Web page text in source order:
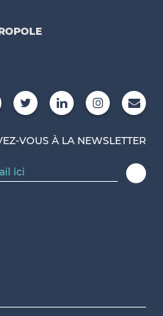
VOUS À LA NEWSLETTER